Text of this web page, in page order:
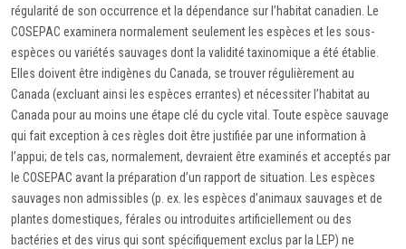
régularité de son occurrence et la dépendance sur l’habitat canadien. Le
COSEPAC examinera normalement seulement les espèces et les sous-
espèces ou variétés sauvages dont la validité taxinomique a été établie.
Elles doivent être indigènes du Canada, se trouver régulièrement au
Canada (excluant ainsi les espèces errantes) et nécessiter l’habitat au
Canada pour au moins une étape clé du cycle vital. Toute espèce sauvage
qui fait exception à ces règles doit être justifiée par une information à
l’appui; de tels cas, normalement, devraient être examinés et acceptés par
le COSEPAC avant la préparation d’un rapport de situation. Les espèces
sauvages non admissibles (p. ex. les espèces d’animaux sauvages et de
plantes domestiques, férales ou introduites artificiellement ou des
bactéries et des virus qui sont spécifiquement exclus par la LEP) ne